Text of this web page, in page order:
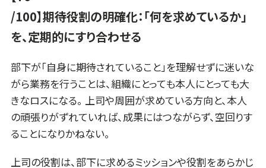
/100】期待役割の明確化：「何を求めているか」
を、定期的にすり合わせる
部下が「自身に期待されていること」を理解せずに迷いな
がら業務を行うことは、組織にとっても本人にとっても大
きなロスになる。 上司や周囲が求めている方向と、本人
の頑張りがずれていれば、成果にはつながらず、空回りす
ることになりかねない。
上司の役割は、部下に求めるミッションや役割をあらかじ